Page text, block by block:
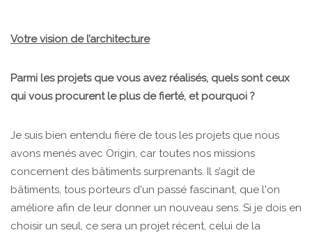
Votre vision de l’architecture
Parmi les projets que vous avez réalisés, quels sont ceux
qui vous procurent le plus de fierté, et pourquoi ?
Je suis bien entendu fière de tous les projets que nous
avons menés avec Origin, car toutes nos missions
concernent des bâtiments surprenants. Il s’agit de
bâtiments, tous porteurs d'un passé fascinant, que l'on
améliore afin de leur donner un nouveau sens. Si je dois en
choisir un seul, ce sera un projet récent, celui de la